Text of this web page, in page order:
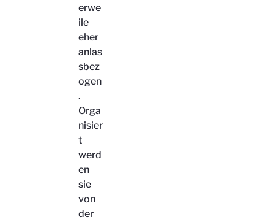
erwe
ile
eher
anlas
sbez
ogen
.
Orga
nisier
t
werd
en
sie
von
der